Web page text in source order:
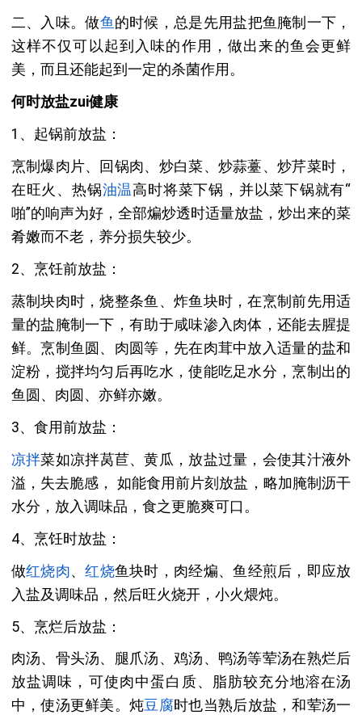
二、入味。做鱼的时候，总是先用盐把鱼腌制一下，
这样不仅可以起到入味的作用，做出来的鱼会更鲜
美，而且还能起到一定的杀菌作用。
何时放盐zui健康
1、起锅前放盐：
烹制爆肉片、回锅肉、炒白菜、炒蒜薹、炒芹菜时，
在旺火、热锅油温高时将菜下锅，并以菜下锅就有“
啪”的响声为好，全部煸炒透时适量放盐，炒出来的菜
肴嫩而不老，养分损失较少。
2、烹饪前放盐：
蒸制块肉时，烧整条鱼、炸鱼块时，在烹制前先用适
量的盐腌制一下，有助于咸味渗入肉体，还能去腥提
鲜。烹制鱼圆、肉圆等，先在肉茸中放入适量的盐和
淀粉，搅拌均匀后再吃水，使能吃足水分，烹制出的
鱼圆、肉圆、亦鲜亦嫩。
3、食用前放盐：
凉拌菜如凉拌莴苣、黄瓜，放盐过量，会使其汁液外
溢，失去脆感， 如能食用前片刻放盐，略加腌制沥干
水分，放入调味品，食之更脆爽可口。
4、烹饪时放盐：
做红烧肉、红烧鱼块时，肉经煸、鱼经煎后，即应放
入盐及调味品，然后旺火烧开，小火煨炖。
5、烹烂后放盐：
肉汤、骨头汤、腿爪汤、鸡汤、鸭汤等荤汤在熟烂后
放盐调味，可使肉中蛋白质、脂肪较充分地溶在汤
中，使汤更鲜美。炖豆腐时也当熟后放盐，和荤汤一